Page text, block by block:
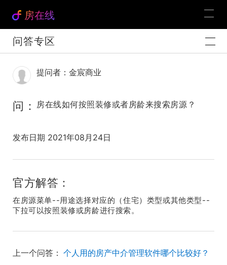
房在线
问答专区
提问者：金宸商业
问： 房在线如何按照装修或者房龄来搜索房源？
发布日期 2021年08月24日
官方解答：
在房源菜单--用途选择对应的（住宅）类型或其他类型--
下拉可以按照装修或房龄进行搜索。
上一个问答： 个人用的房产中介管理软件哪个比较好？